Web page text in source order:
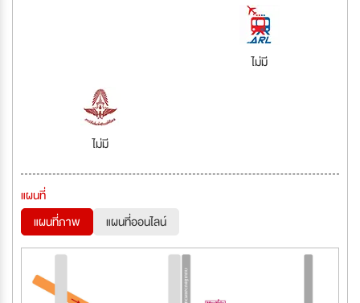
ไม่มี
ไม่มี
แผนที่
แผนที่ภาพ
แผนที่ออนไลน์